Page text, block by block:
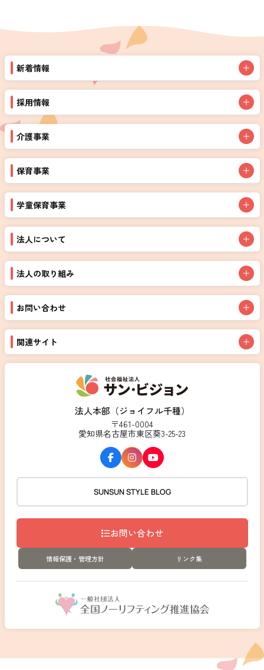
法人本部（ジョイフル千種）
〒461-0004
愛知県名古屋市東区葵3-25-23
SUNSUN STYLE BLOG
お問い合わせ
情報保護・管理方針 リンク集
新着情報
採用情報
介護事業
保育事業
学童保育事業
法人について
法人の取り組み
お問い合わせ
関連サイト